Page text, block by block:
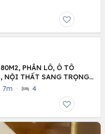
PHÂN LÔ, Ô TÔ
NỘI THẤT SANG TRỌNG,
7m · 4